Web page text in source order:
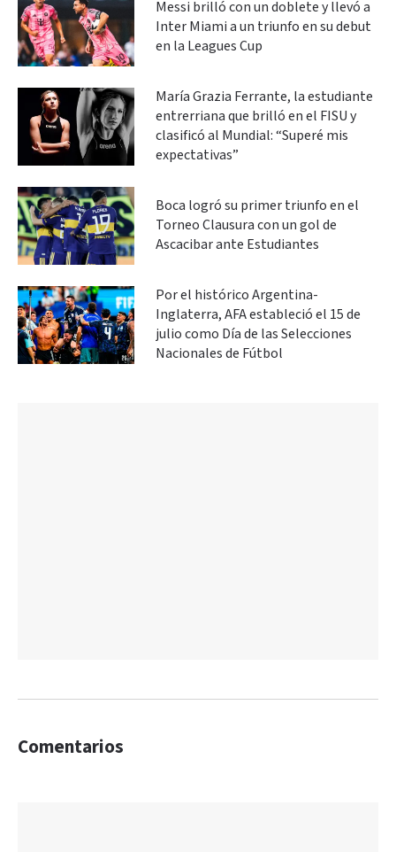
Messi brilló con un doblete y llevó a
Inter Miami a un triunfo en su debut
en la Leagues Cup
María Grazia Ferrante, la estudiante
entrerriana que brilló en el FISU y
clasificó al Mundial: “Superé mis
expectativas”
Boca logró su primer triunfo en el
Torneo Clausura con un gol de
Ascacibar ante Estudiantes
Por el histórico Argentina-
Inglaterra, AFA estableció el 15 de
julio como Día de las Selecciones
Nacionales de Fútbol
Comentarios